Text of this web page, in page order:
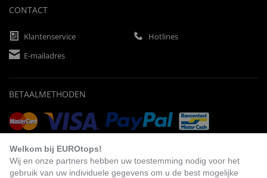
CONTACT
Klantenservice
Hotlines
E-mailadres
BETAALMETHODEN
Welkom bij EUROtops!
Wij en onze partners hebben uw toestemming nodig voor het
gebruik van uw individuele gegevens om u de best mogelijke